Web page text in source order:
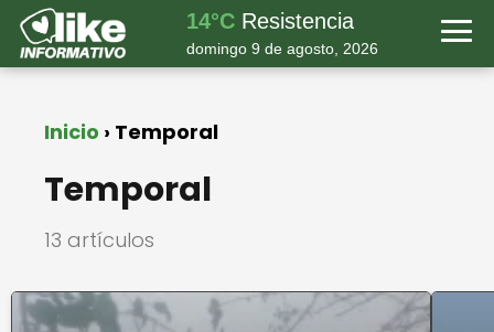
14°C Resistencia
domingo 9 de agosto, 2026
Inicio Temporal
Temporal
13 artículos